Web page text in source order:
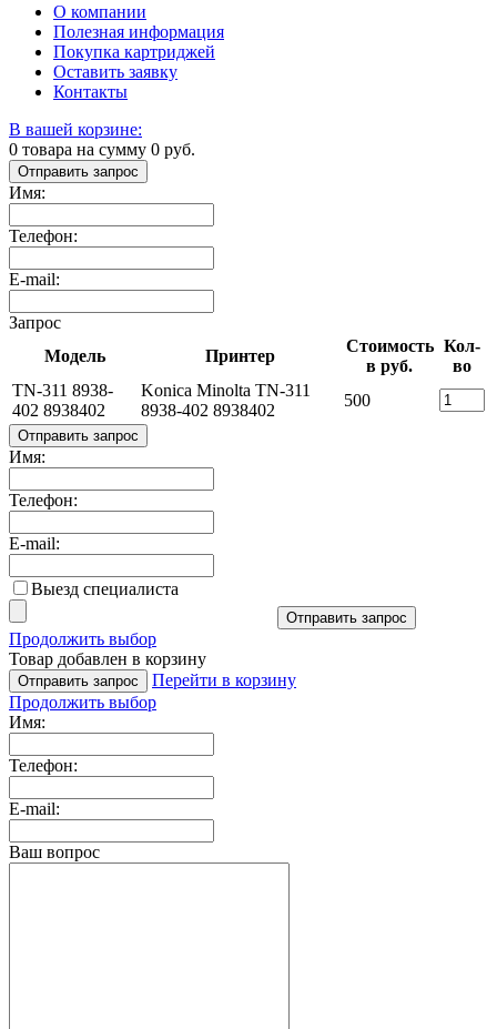
О компании
Полезная информация
Покупка картриджей
Оставить заявку
Контакты
В вашей корзине:
0 товара на сумму 0 руб.
Отправить запрос
Имя:
Телефон:
E-mail:
Запрос
Модель
Принтер
Стоимость
в руб.
Кол-
во
TN-311 8938-
402 8938402
Konica Minolta TN-311
8938-402 8938402
500
Отправить запрос
Имя:
Телефон:
E-mail:
Выезд специалиста
Отправить запрос
Продолжить выбор
Товар добавлен в корзину
Отправить запрос
Перейти в корзину
Продолжить выбор
Имя:
Телефон:
E-mail:
Ваш вопрос